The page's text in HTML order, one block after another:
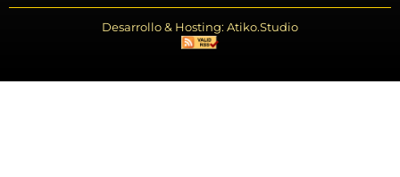
Desarrollo & Hosting: Atiko.Studio